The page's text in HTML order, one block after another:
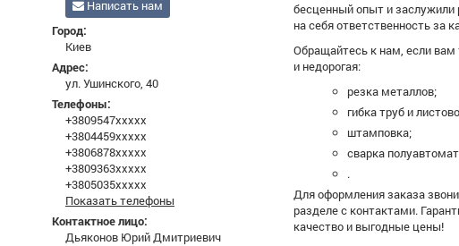
бесценный опыт и заслужили
на себя ответственность за
Обращайтесь к нам, если вам
и недорогая:
резка металлов;
гибка труб и
штамповка;
сварка
.
Для оформления заказа
разделе с контактами.
качество и выгодные цены!
Написать нам
Город:
Киев
Адрес:
ул. Ушинского, 40
Телефоны:
+3809547xxxxx
+3804459xxxxx
+3806878xxxxx
+3809363xxxxx
+3805035xxxxx
Показать телефоны
Контактное лицо:
Дьяконов Юрий Дмитриевич